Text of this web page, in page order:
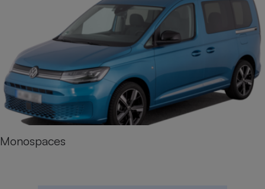
Monospaces